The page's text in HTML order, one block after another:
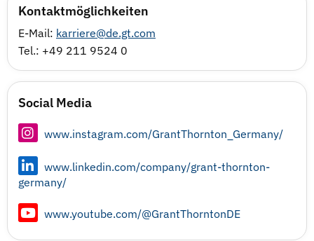
Kontaktmöglichkeiten
E-Mail: karriere@de.gt.com
Tel.: +49 211 9524 0
Social Media
www.instagram.com/GrantThornton_Germany/
www.linkedin.com/company/grant-thornton-
germany/
www.youtube.com/@GrantThorntonDE